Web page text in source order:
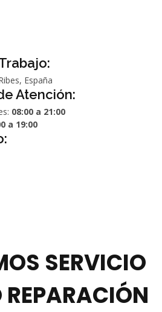
España
Atención:
08:00 a 21:00
a 19:00
SERVICIO